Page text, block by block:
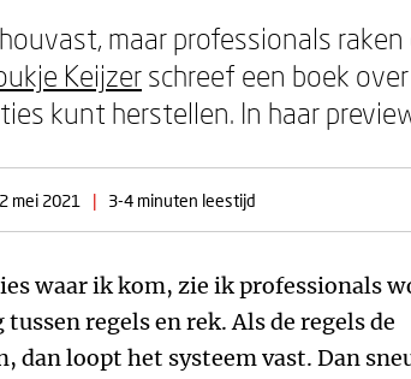
maar professionals
Keijzer schreef een boek
kunt herstellen. In haar
mei 2021 | 3-4 minuten leestijd
waar ik kom, zie ik professionals
regels en rek. Als de regels de
dan loopt het systeem vast. Dan